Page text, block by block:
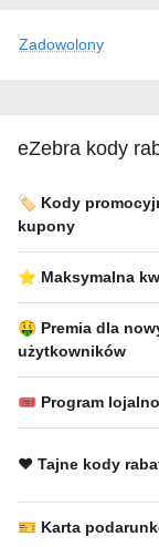
Zadowolony
eZebra kody
🏷️ Kody
kupony
⭐ Maksymalna
🤑 Premia dla
użytkowników
🎟 Program
❤️ Tajne kody
🎫 Karta